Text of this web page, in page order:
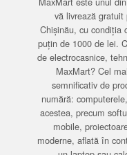
vă livrează gratuit
Chișinău, cu condiția
puțin de 1000 de lei.
de electrocasnice,
MaxMart? Cel
semnificativ de
numără:
acestea, precum
mobile,
moderne, aflată în